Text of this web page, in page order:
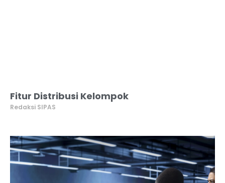
Fitur Distribusi Kelompok
Redaksi SIPAS